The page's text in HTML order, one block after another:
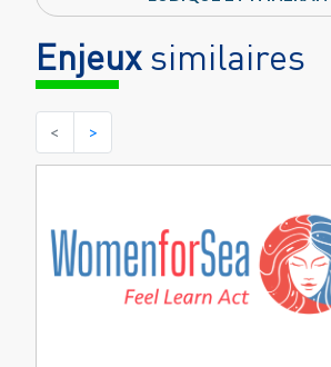
Enjeuxsimilaires
< >